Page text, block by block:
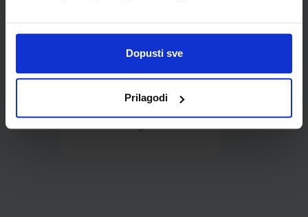
Dopusti sve
Prilagodi
0,85 €